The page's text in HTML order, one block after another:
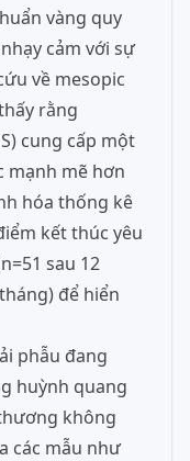
vàng quy
cảm với sự
về mesopic
rằng
cung cấp một
mạnh mẽ hơn
hóa thống kê
kết thúc yêu
sau 12
để hiển
phẫu đang
huỳnh quang
không
các mẫu như